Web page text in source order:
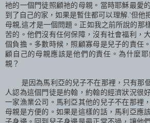
衪的一個門徒照顧祂的母親。當時耶穌最愛
到了自己的家，如果是暫住都可以理解.'但他
母親 ,這才是一個問題。正如我之前所說的那
苦的。他們沒有任何保障，沒有社會福利，
個負擔。多數時候，照顧寡母是兒子的責任
顧自己的母親應該是他們的責任。為什麼
親？
是因為馬利亞的兒子不在那裡，只有那
人認為這個門徒是約翰，約翰的經濟狀況很
一家漁業公司。馬利亞其他的兒子不在那裡
母親是方便的。如果是這樣的話，馬利亞應